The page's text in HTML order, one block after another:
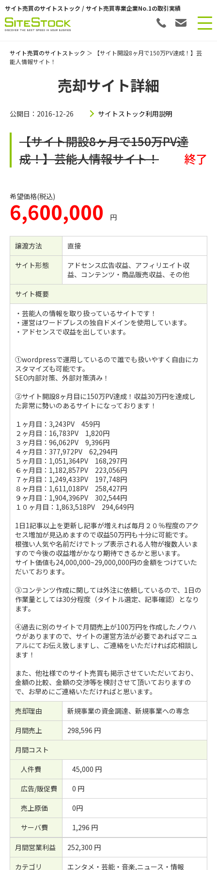
サイト売買のサイトストック / サイト売買専業企業No.1の取引実績
サイト売買のサイトストック ＞ 【サイト開設8ヶ月で150万PV達成！】芸
能人情報サイト！
売却サイト詳細
公開日：2016-12-26 サイトストック利用説明
【サイト開設8ヶ月で150万PV達
成！】芸能人情報サイト！
終了
希望価格(税込)
6,600,000 円
譲渡方法
直接
サイト形態
アドセンス広告収益、アフィリエイト収
益、コンテンツ・商品販売収益、その他
サイト概要
・芸能人の情報を取り扱っているサイトです！
・運営はワードプレスの独自ドメインを使用しています。
・アドセンスで収益を出しています。
①wordpressで運用しているので誰でも扱いやすく自由にカ
スタマイズも可能です。
SEO内部対策、外部対策済み！
②サイト開設8ヶ月目に150万PV達成！収益30万円を達成し
た非常に勢いのあるサイトになっております！
１ヶ月目：3,243PV 459円
２ヶ月目：16,783PV 1,820円
３ヶ月目：96,062PV 9,396円
４ヶ月目：377,972PV 62,294円
５ヶ月目：1,051,364PV 168,297円
６ヶ月目：1,182,857PV 223,056円
７ヶ月目：1,249,433PV 197,748円
８ヶ月目：1,611,018PV 258,427円
９ヶ月目：1,904,396PV 302,544円
１０ヶ月目：1,863,518PV 294,649円
1日1記事以上を更新し記事が増えれば毎月２０％程度のアク
セス増加が見込めますので収益50万円も十分に可能です。
根強い人気や名前だけでトップ表示される人物が複数人いま
すので今後の収益増がかなり期待できるかと思います。
サイト価値も24,000,000~29,000,000円の金額をつけていた
だいております。
③コンテンツ作成に関しては外注に依頼しているので、1日の
作業量としては30分程度（タイトル選定、記事確認）となり
ます。
④過去に別のサイトで月間売上が100万円を作成したノウハ
ウがありますので、サイトの運営方法が必要であればマニュ
アルにてお伝え致しますし、ご連絡をいただければ応相談し
ます！
また、他社様でのサイト売買も掲示させていただいており、
金額の比較、金額の交渉等を検討させて頂いておりますの
で、お早めにご連絡いただければと思います。
売却理由
新規事業の資金調達、新規事業への専念
月間売上
298,596 円
月間コスト
人件費
45,000 円
広告/販促費
0 円
売上原価
0円
サーバ費
1,296 円
月間営業利益
252,300 円
カテゴリ
エンタメ・芸能・音楽,ニュース・情報